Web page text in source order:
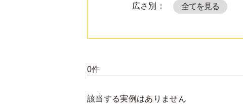
広さ別： 全てを見る
0件
該当する実例はありません